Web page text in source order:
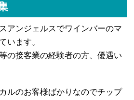
アンジェルスでワインバーのマ
います。
の接客業の経験者の方、優遇い
ルのお客様ばかりなのでチップ